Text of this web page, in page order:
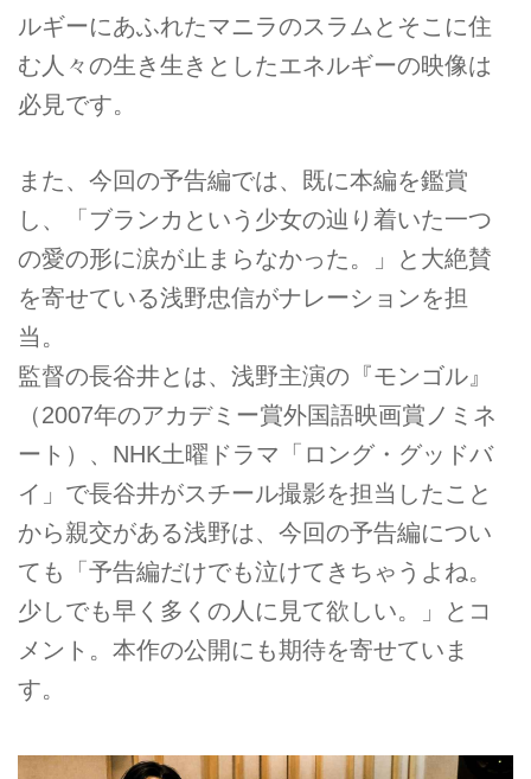
ルギーにあふれたマニラのスラムとそこに住
む人々の生き生きとしたエネルギーの映像は
必見です。
また、今回の予告編では、既に本編を鑑賞
し、「ブランカという少女の辿り着いた一つ
の愛の形に涙が止まらなかった。」と大絶賛
を寄せている浅野忠信がナレーションを担
当。
監督の長谷井とは、浅野主演の『モンゴル』
（2007年のアカデミー賞外国語映画賞ノミネ
ート）、NHK土曜ドラマ「ロング・グッドバ
イ」で長谷井がスチール撮影を担当したこと
から親交がある浅野は、今回の予告編につい
ても「予告編だけでも泣けてきちゃうよね。
少しでも早く多くの人に見て欲しい。」とコ
メント。本作の公開にも期待を寄せていま
す。